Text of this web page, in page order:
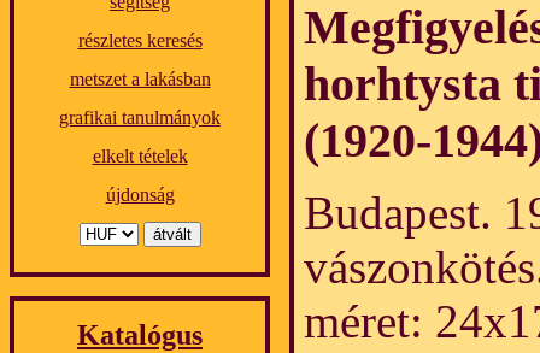
részletes keresés
metszet a lakásban
grafikai tanulmányok
elkelt tételek
újdonság
Katalógus
horhtysta
(1920-
Budapest.
méret: